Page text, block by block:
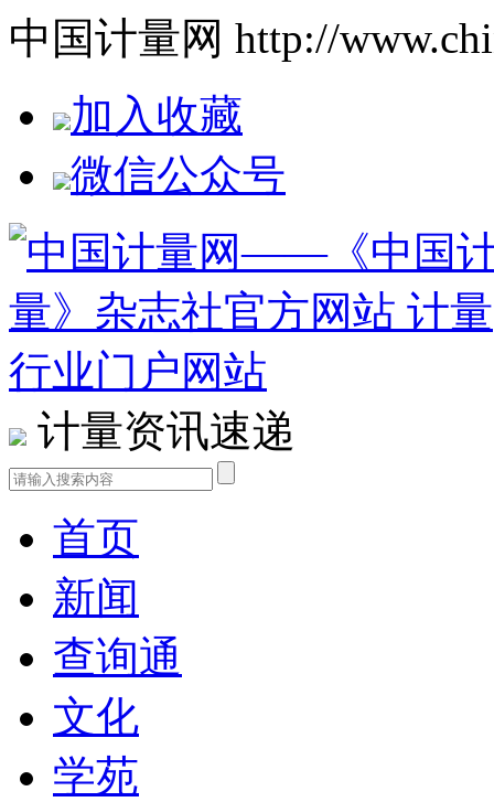
中国计量网 http://
加入收藏
微信公众号
计量资讯速递
首页
新闻
查询通
文化
学苑